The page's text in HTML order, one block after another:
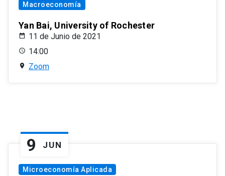
Macroeconomía
Yan Bai, University of Rochester
11 de Junio de 2021
14:00
Zoom
9 JUN
Microeconomía Aplicada